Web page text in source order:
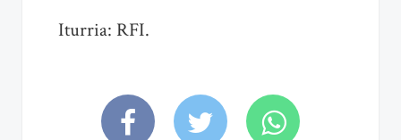
Iturria: RFI.